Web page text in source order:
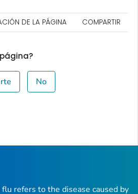
DE LA PÁGINA COMPARTIR
No
refers to the disease caused by